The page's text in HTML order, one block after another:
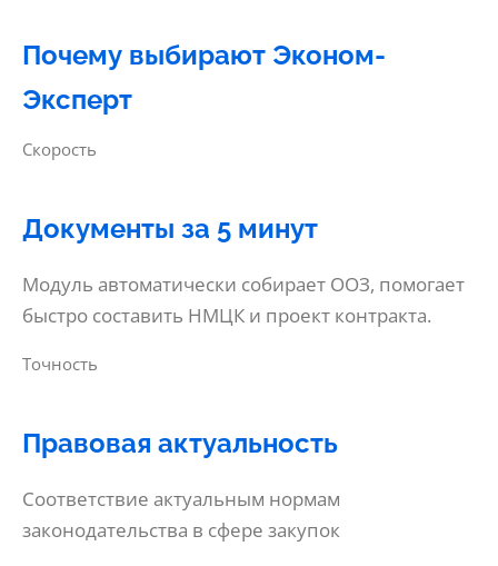
Почему выбирают Эконом-
Эксперт
Скорость
Документы за 5 минут
Модуль автоматически собирает ООЗ, помогает
быстро составить НМЦК и проект контракта.
Точность
Правовая актуальность
Соответствие актуальным нормам
законодательства в сфере закупок